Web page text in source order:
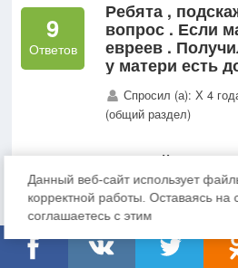
9
Ответов
Ребята ,
вопрос . Если
евреев .
у матери есть
гражданство ?
Спросил (а): Х 4
(общий раздел)
20
Ответов
Добрый день!
пожалуйста,
препятствием
тот факт, что
Спросил (а):
Данный веб-сайт использует
корректной работы. Оставаясь на
соглашаетесь с этим